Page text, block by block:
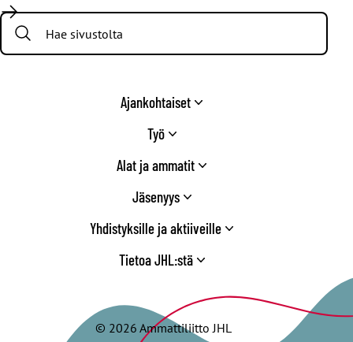
/
Twitter
Search:
Ajankohtaiset
Työ
Alat ja ammatit
Jäsenyys
Yhdistyksille ja aktiiveille
Tietoa JHL:stä
© 2026 Ammattiliitto JHL